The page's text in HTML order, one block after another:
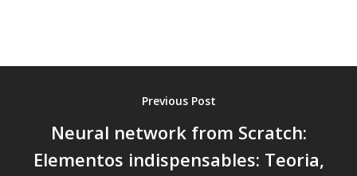
Previous Post
Neural network from Scratch:
Elementos indispensables: Teoria,